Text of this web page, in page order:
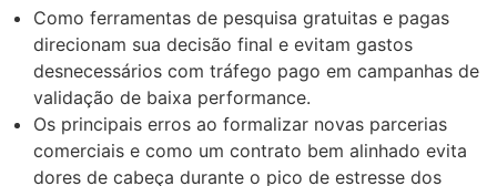
Como ferramentas de pesquisa gratuitas e pagas
direcionam sua decisão final e evitam gastos
desnecessários com tráfego pago em campanhas de
validação de baixa performance.
Os principais erros ao formalizar novas parcerias
comerciais e como um contrato bem alinhado evita
dores de cabeça durante o pico de estresse dos